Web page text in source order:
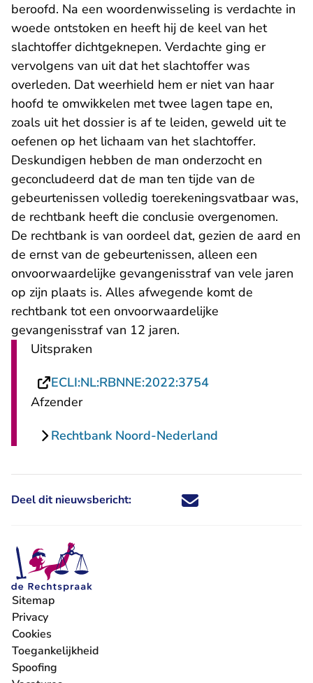
beroofd. Na een woordenwisseling is verdachte in
woede ontstoken en heeft hij de keel van het
slachtoffer dichtgeknepen. Verdachte ging er
vervolgens van uit dat het slachtoffer was
overleden. Dat weerhield hem er niet van haar
hoofd te omwikkelen met twee lagen tape en,
zoals uit het dossier is af te leiden, geweld uit te
oefenen op het lichaam van het slachtoffer.
Deskundigen hebben de man onderzocht en
geconcludeerd dat de man ten tijde van de
gebeurtenissen volledig toerekeningsvatbaar was,
de rechtbank heeft die conclusie overgenomen.
De rechtbank is van oordeel dat, gezien de aard en
de ernst van de gebeurtenissen, alleen een
onvoorwaardelijke gevangenisstraf van vele jaren
op zijn plaats is. Alles afwegende komt de
rechtbank tot een onvoorwaardelijke
gevangenisstraf van 12 jaren.
Uitspraken
ECLI:NL:RBNNE:2022:3754- U verlaat
Afzender
Rechtbank Noord-Nederland
Deel dit nieuwsbericht: Deel dit nieuwsbericht via X -
Deel dit nieuwsbericht via
Deel dit nieuwsbericht
Deel dit
Sitemap
Privacy
Cookies
Toegankelijkheid
Spoofing